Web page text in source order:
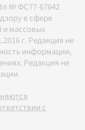
№ ФС77-67642
в сфере
и массовых
г. Редакция не
информации,
Редакция не
с